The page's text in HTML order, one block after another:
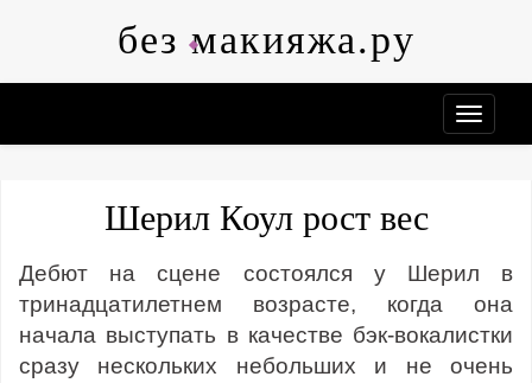
без макияжа.ру
Шерил Коул рост вес
Дебют на сцене состоялся у Шерил в
тринадцатилетнем возрасте, когда она
начала выступать в качестве бэк-вокалистки
сразу нескольких небольших и не очень